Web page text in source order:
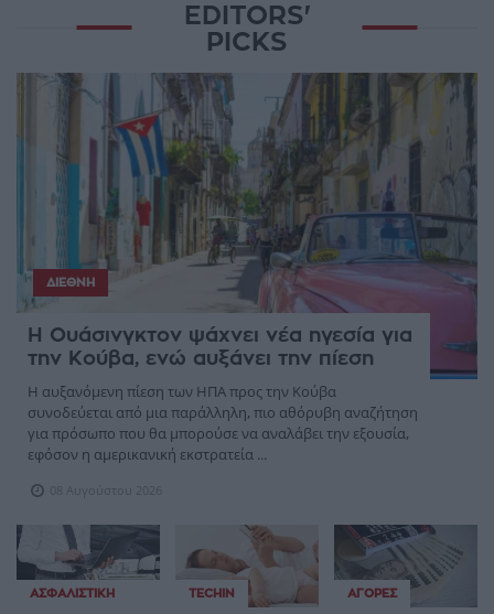
EDITORS'
PICKS
ΔΙΕΘΝΉ
Η Ουάσινγκτον ψάχνει νέα ηγεσία για
την Κούβα, ενώ αυξάνει την πίεση
Η αυξανόμενη πίεση των ΗΠΑ προς την Κούβα
συνοδεύεται από μια παράλληλη, πιο αθόρυβη αναζήτηση
για πρόσωπο που θα μπορούσε να αναλάβει την εξουσία,
εφόσον η αμερικανική εκστρατεία ...
08 Αυγούστου 2026
ΑΣΦΑΛΙΣΤΙΚΉ TECHIN ΑΓΟΡΈΣ